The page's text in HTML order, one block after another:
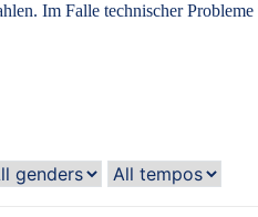
Im Falle technischer